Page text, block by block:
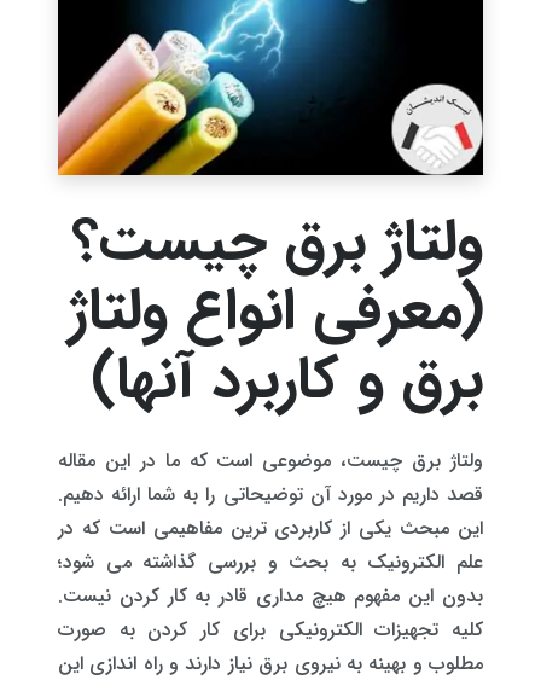
ولتاژ برق چیست؟
(معرفی انواع ولتاژ
برق و کاربرد آنها)
ولتاژ برق چیست، موضوعی است که ما در این مقاله
قصد داریم در مورد آن توضیحاتی را به شما ارائه دهیم.
این مبحث یکی از کاربردی ترین مفاهیمی است که در
علم الکترونیک به بحث و بررسی گذاشته می شود؛
بدون این مفهوم هیچ مداری قادر به کار کردن نیست.
کلیه تجهیزات الکترونیکی برای کار کردن به صورت
مطلوب و بهینه به نیروی برق نیاز دارند و راه اندازی این